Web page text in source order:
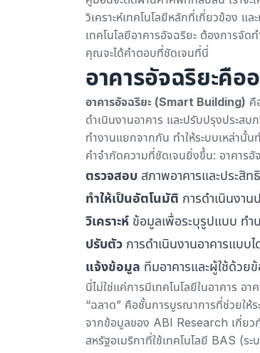
วิเคราะห์เทคโนโลยีหลักที่เกี่ยวข้อง แ
เทคโนโลยีอาคารอัจฉริยะ ต้องการจัด
คุณจะได้คำตอบที่ชัดเจนที่นี่
อาคารอัจฉริยะคือ
อาคารอัจฉริยะ (Smart Building) คื
ดำเนินงานอาคาร และปรับปรุงประส
ทำงานแยกจากกัน ทำให้ระบบเหล่านั้
คำจำกัดความที่ชัดเจนยิ่งขึ้น: อาคารอั
ตรวจสอบ สภาพอาคารและประสิ
ทำให้เป็นอัตโนมัติ การดำเนินงาน
วิเคราะห์ ข้อมูลเพื่อระบุรูปแบบ ท
ปรับตัว การดำเนินงานอาคารแบ
แจ้งข้อมูล ทีมอาคารและผู้ใช้ด้วย
นี่ไม่ใช่แค่การมีเทคโนโลยีในอาคาร
“ฉลาด” คือชั้นการบูรณาการที่ช่วยใ
จากข้อมูลของ ABI Research เกี่ยว
สหรัฐอเมริกาที่ใช้เทคโนโลยี BAS (ร